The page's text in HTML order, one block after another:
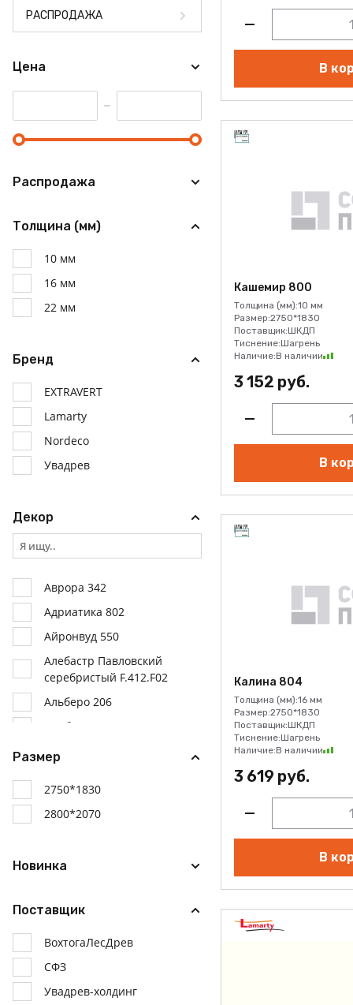
РАСПРОДАЖА
Цена
Распродажа
Толщина (мм)
10 мм
16 мм
22 мм
Бренд
EXTRAVERT
Lamarty
Nordeco
Увадрев
Декор
Аврора 342
Адриатика 802
Айронвуд 550
Алебастр Павловский
серебристый F.412.F02
Альберо 206
Арабеска 181
Арабика 787
M.327.S01
M.431.S01
M.326.S01
Бежевый кремовый
M.338.S01
Размер
2750*1830
2800*2070
Новинка
Поставщик
ВохтогаЛесДрев
СФЗ
Увадрев-холдинг
В
Кашемир 800
Толщина (мм):10 мм
Размер:2750*1830
Поставщик:ШКДП
Тиснение:Шагрень
Наличие:В наличии
3 152 руб.
В
Калина 804
Толщина (мм):16 мм
Размер:2750*1830
Поставщик:ШКДП
Тиснение:Шагрень
Наличие:В наличии
3 619 руб.
В